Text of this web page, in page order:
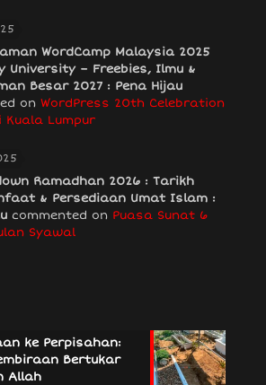
WordCamp Malaysia 2025
University – Freebies, Ilmu &
Besar 2027 : Pena Hijau
on WordPress 20th Celebration
Kuala Lumpur
Ramadhan 2026 : Tarikh
& Persediaan Umat Islam :
commented on Puasa Sunat 6
Syawal
ke Perpisahan:
Bertukar
Allah